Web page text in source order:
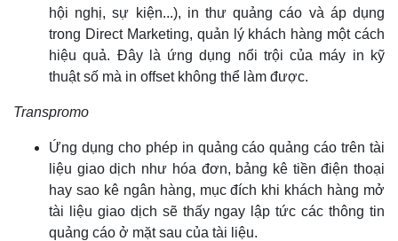
hội nghị, sự kiện...), in thư quảng cáo và áp dụng
trong Direct Marketing, quản lý khách hàng một cách
hiệu quả. Đây là ứng dụng nổi trội của máy in kỹ
thuật số mà in offset không thể làm được.
Transpromo
Ứng dụng cho phép in quảng cáo quảng cáo trên tài
liệu giao dịch như hóa đơn, bảng kê tiền điện thoại
hay sao kê ngân hàng, mục đích khi khách hàng mở
tài liệu giao dịch sẽ thấy ngay lập tức các thông tin
quảng cáo ở mặt sau của tài liệu.